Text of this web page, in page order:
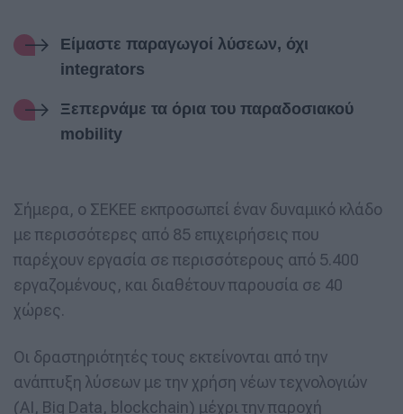
Είμαστε παραγωγοί λύσεων, όχι
integrators
Ξεπερνάμε τα όρια του παραδοσιακού
mobility
Σήμερα, ο ΣΕΚΕΕ εκπροσωπεί έναν δυναμικό κλάδο
με περισσότερες από 85 επιχειρήσεις που
παρέχουν εργασία σε περισσότερους από 5.400
εργαζομένους, και διαθέτουν παρουσία σε 40
χώρες.
Οι δραστηριότητές τους εκτείνονται από την
ανάπτυξη λύσεων με την χρήση νέων τεχνολογιών
(AI, Big Data, blockchain) μέχρι την παροχή